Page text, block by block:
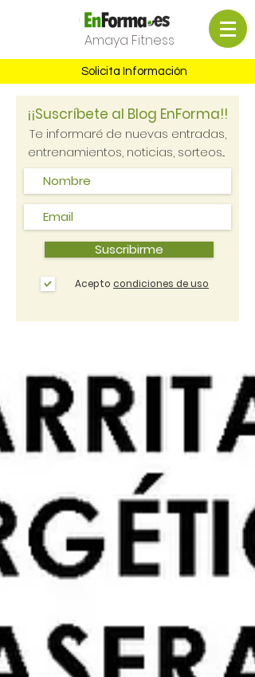
Amaya Fitness
Solicita Información
¡¡Suscríbete al Blog EnForma!!
Te informaré de nuevas entradas,
entrenamientos, noticias, sorteos...
Suscribirme
Acepto condiciones de uso